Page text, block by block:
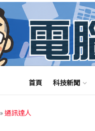
首頁 科技新聞
»通訊達人